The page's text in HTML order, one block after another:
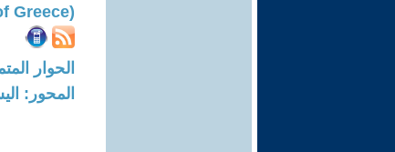
(Communist Party of Greece)
الحوار المتمدن-العدد:
المحور: